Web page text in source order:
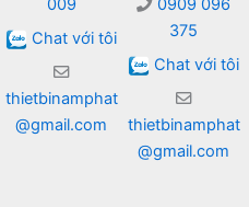
009
Chat với tôi
thietbinamphat
@gmail.com
0909 096
375
Chat với tôi
thietbinamphat
@gmail.com